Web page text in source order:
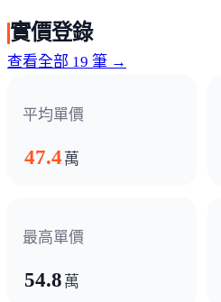
實價登錄
查看全部 19 筆 →
平均單價
47.4 萬
最高單價
54.8 萬